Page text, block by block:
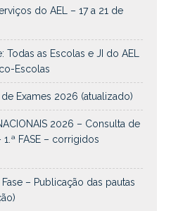
do AEL – 17 a 21 de
as Escolas e JI do AEL
Escolas
Exames 2026 (atualizado)
2026 – Consulta de
FASE – corrigidos
Fase – Publicação das pautas